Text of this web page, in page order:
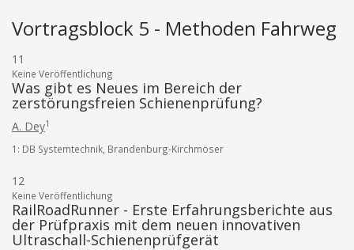
Vortragsblock 5 - Methoden Fahrweg
11
Keine Veröffentlichung
Was gibt es Neues im Bereich der
zerstörungsfreien Schienenprüfung?
A. Dey1
1: DB Systemtechnik, Brandenburg-Kirchmöser
12
Keine Veröffentlichung
RailRoadRunner - Erste Erfahrungsberichte aus
der Prüfpraxis mit dem neuen innovativen
Ultraschall-Schienenprüfgerät